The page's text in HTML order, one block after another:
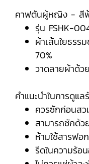
คาฟตันผู้หญิง - สีฟ้
รุ่น FSHK-
ผ้าเส้นใยธรร
70%
วาดลายผ้าด้ว
คำแนะนำในการดูแล
ควรซักก่อนส
สามารถซักด้ว
ห้ามใช้สารฟอ
รีดในความร้อ